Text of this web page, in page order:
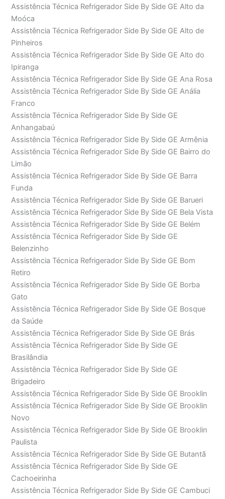
Assistência Técnica Refrigerador Side By Side GE Alto da
Moóca
Assistência Técnica Refrigerador Side By Side GE Alto de
Pinheiros
Assistência Técnica Refrigerador Side By Side GE Alto do
Ipiranga
Assistência Técnica Refrigerador Side By Side GE Ana Rosa
Assistência Técnica Refrigerador Side By Side GE Anália
Franco
Assistência Técnica Refrigerador Side By Side GE
Anhangabaú
Assistência Técnica Refrigerador Side By Side GE Armênia
Assistência Técnica Refrigerador Side By Side GE Bairro do
Limão
Assistência Técnica Refrigerador Side By Side GE Barra
Funda
Assistência Técnica Refrigerador Side By Side GE Barueri
Assistência Técnica Refrigerador Side By Side GE Bela Vista
Assistência Técnica Refrigerador Side By Side GE Belém
Assistência Técnica Refrigerador Side By Side GE
Belenzinho
Assistência Técnica Refrigerador Side By Side GE Bom
Retiro
Assistência Técnica Refrigerador Side By Side GE Borba
Gato
Assistência Técnica Refrigerador Side By Side GE Bosque
da Saúde
Assistência Técnica Refrigerador Side By Side GE Brás
Assistência Técnica Refrigerador Side By Side GE
Brasilândia
Assistência Técnica Refrigerador Side By Side GE
Brigadeiro
Assistência Técnica Refrigerador Side By Side GE Brooklin
Assistência Técnica Refrigerador Side By Side GE Brooklin
Novo
Assistência Técnica Refrigerador Side By Side GE Brooklin
Paulista
Assistência Técnica Refrigerador Side By Side GE Butantã
Assistência Técnica Refrigerador Side By Side GE
Cachoeirinha
Assistência Técnica Refrigerador Side By Side GE Cambuci